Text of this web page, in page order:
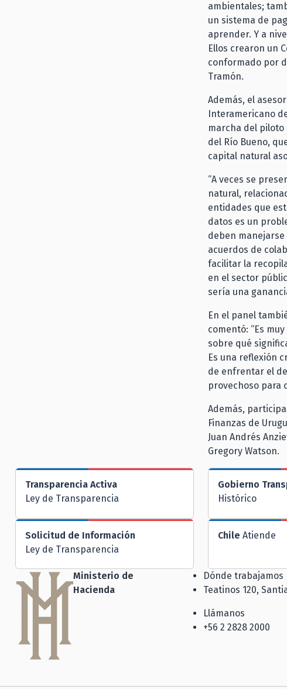
ambientales;
un sistema de
aprender. Y a
Ellos crearon un
conformado por
Tramón.
Además, el
Interamericano
marcha del piloto
del Río Bueno,
capital natural
“A veces se
natural,
entidades que
datos es un
deben
acuerdos de
facilitar la
en el sector
sería una
En el panel
comentó: “Es
sobre qué
Es una reflexión
de enfrentar el
provechoso para
Además,
Finanzas de
Juan Andrés
Gregory Watson.
Transparencia Activa
Ley de Transparencia
Gobierno
Histórico
Solicitud de Información
Ley de Transparencia
Chile Atiende
Ministerio de
Hacienda
Dónde trabajamos
Teatinos 120,
Llámanos
+56 2 2828 2000